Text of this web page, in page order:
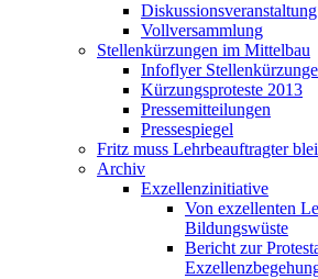
Diskussionsveranstaltung
Vollversammlung
Stellenkürzungen im Mittelbau
Infoflyer
Kürzungsproteste 2013
Pressemitteilungen
Pressespiegel
Fritz muss Lehrbeauftragter
Archiv
Exzellenzinitiative
Von exzellenten
Bildungswüste
Bericht zur